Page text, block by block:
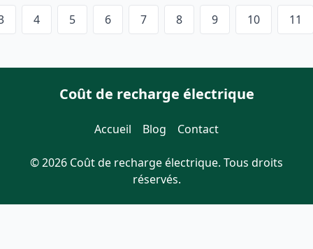
4 5 6 7 8 9 10 11
Coût de recharge électrique
Accueil Blog Contact
© 2026 Coût de recharge électrique. Tous droits
réservés.